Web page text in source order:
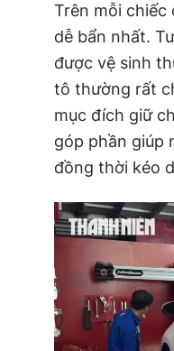
Trên mỗi
dễ bẩn nhất.
được vệ sinh
tô thường rất
mục đích giữ
góp phần giúp
đồng thời kéo